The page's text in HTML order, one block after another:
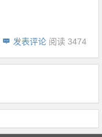
发表评论 阅读 3474